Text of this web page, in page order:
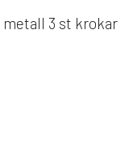
3 st krokar